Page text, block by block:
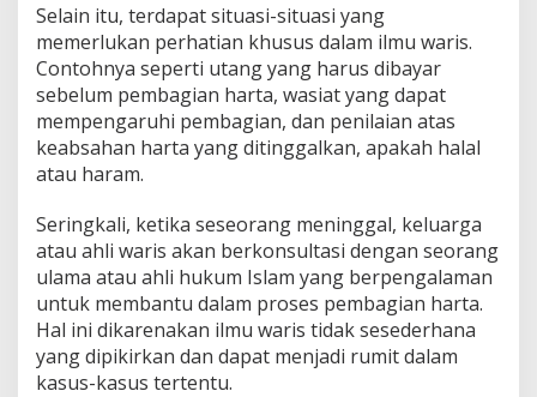
Selain itu, terdapat situasi-situasi yang
memerlukan perhatian khusus dalam ilmu waris.
Contohnya seperti utang yang harus dibayar
sebelum pembagian harta, wasiat yang dapat
mempengaruhi pembagian, dan penilaian atas
keabsahan harta yang ditinggalkan, apakah halal
atau haram.
Seringkali, ketika seseorang meninggal, keluarga
atau ahli waris akan berkonsultasi dengan seorang
ulama atau ahli hukum Islam yang berpengalaman
untuk membantu dalam proses pembagian harta.
Hal ini dikarenakan ilmu waris tidak sesederhana
yang dipikirkan dan dapat menjadi rumit dalam
kasus-kasus tertentu.